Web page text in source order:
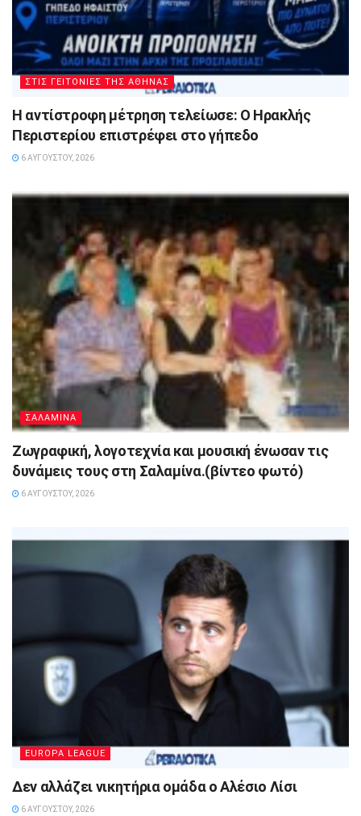
ΣΤΙΣ ΓΕΙΤΟΝΙΕΣ ΤΗΣ ΑΘΗΝΑΣ
Η αντίστροφη μέτρηση τελείωσε: Ο Ηρακλής
Περιστερίου επιστρέφει στο γήπεδο
6 ΑΥΓΟΎΣΤΟΥ, 2026
ΣΑΛΑΜΙΝΑ
Ζωγραφική, λογοτεχνία και μουσική ένωσαν τις
δυνάμεις τους στη Σαλαμίνα.(βίντεο φωτό)
6 ΑΥΓΟΎΣΤΟΥ, 2026
EUROPA LEAGUE
Δεν αλλάζει νικητήρια ομάδα ο Αλέσιο Λίσι
6 ΑΥΓΟΎΣΤΟΥ, 2026